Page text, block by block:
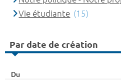
Vie étudiante (15)
Par date de création
Du